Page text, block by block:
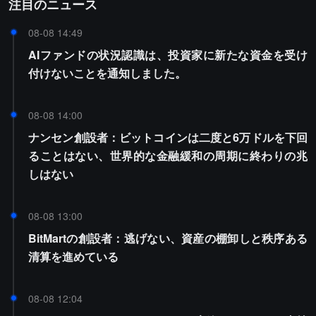
注目のニュース
08-08 14:49
AIファンドの状況認識は、投資家に新たな資金を受け
付けないことを通知しました。
08-08 14:00
ナンセン創設者：ビットコインは二度と6万ドルを下回
ることはない、世界的な金融緩和の周期に終わりの兆
しはない
08-08 13:00
BitMartの創設者：逃げない、資産の棚卸しと秩序ある
清算を進めている
08-08 12:04